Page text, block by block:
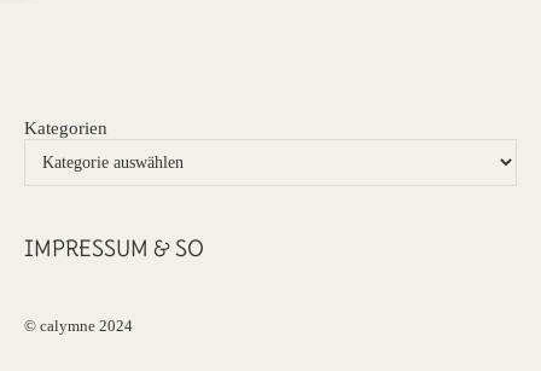
Kategorien
IMPRESSUM & SO
© calymne 2024